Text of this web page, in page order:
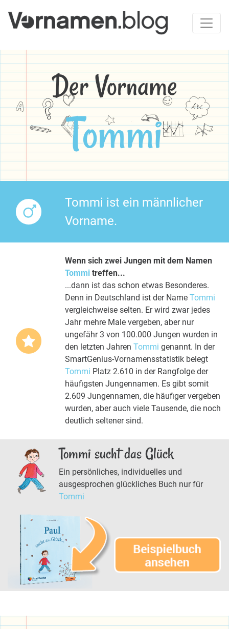
Der Vorname
Tommi
Tommi ist ein männlicher
Vorname.
Wenn sich zwei Jungen mit dem Namen
Tommi treffen...
...dann ist das schon etwas Besonderes.
Denn in Deutschland ist der Name Tommi
vergleichweise selten. Er wird zwar jedes
Jahr mehre Male vergeben, aber nur
ungefähr 3 von 100.000 Jungen wurden in
den letzten Jahren Tommi genannt. In der
SmartGenius-Vornamensstatistik belegt
Tommi Platz 2.610 in der Rangfolge der
häufigsten Jungennamen. Es gibt somit
2.609 Jungennamen, die häufiger vergeben
wurden, aber auch viele Tausende, die noch
deutlich seltener sind.
Tommi sucht das Glück
Ein persönliches, individuelles und
ausgesprochen glückliches Buch nur für
Tommi